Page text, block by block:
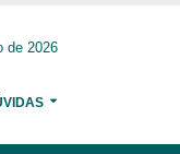
de 2026